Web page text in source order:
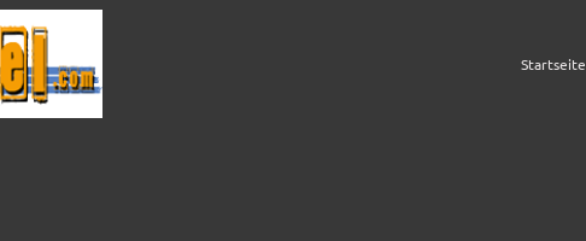
Startseite